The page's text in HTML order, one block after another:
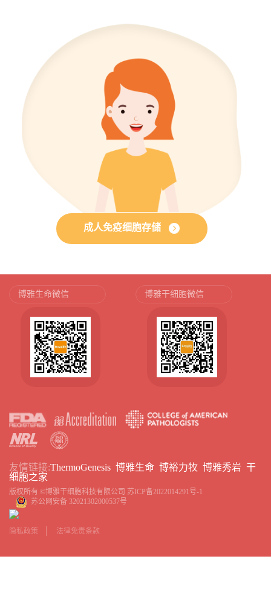
成人免疫细胞存储
博雅生命微信 博雅干细胞微信
友情链接:ThermoGenesis 博雅生命 博裕力牧 博雅秀岩 干
细胞之家
版权所有 ©博雅干细胞科技有限公司 苏ICP备2022014291号-1
苏公网安备 32021302000537号
隐私政策 法律免责条款